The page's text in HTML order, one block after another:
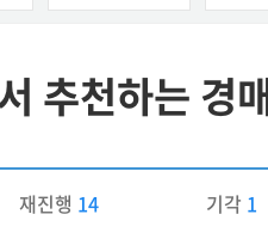
추천하는 경
재진행 14 기각 1